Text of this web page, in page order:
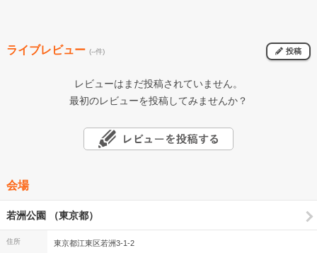
ライブレビュー (--件) 投稿
レビューはまだ投稿されていません。
最初のレビューを投稿してみませんか？
会場
若洲公園 （東京都）
住所 東京都江東区若洲3-1-2